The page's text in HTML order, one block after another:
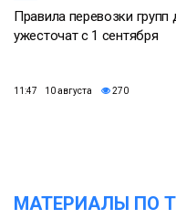
Правила перевозки групп
ужесточат с 1 сентября
11:47 10 августа 270
МАТЕРИАЛЫ ПО